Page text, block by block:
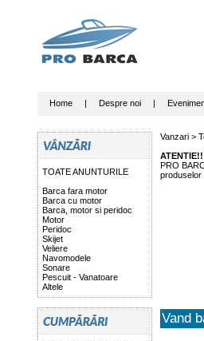
Home| Despre noi|
TOATE ANUNTURILE
Barca fara motor
Barca cu motor
Barca, motor si peridoc
Motor
Peridoc
Skijet
Veliere
Navomodele
Sonare
Pescuit - Vanatoare
Altele
Vanzari >
PRO
produselor
Vand